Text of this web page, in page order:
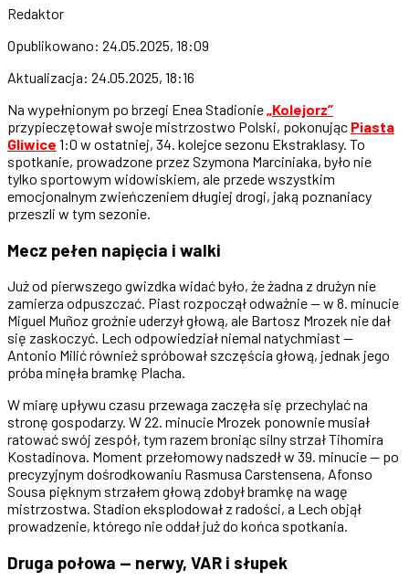
Redaktor
Opublikowano: 24.05.2025, 18:09
Aktualizacja: 24.05.2025, 18:16
Na wypełnionym po brzegi Enea Stadionie„Kolejorz”
przypieczętował swoje mistrzostwo Polski, pokonując Piasta
Gliwice 1:0 w ostatniej, 34. kolejce sezonu Ekstraklasy. To
spotkanie, prowadzone przez Szymona Marciniaka, było nie
tylko sportowym widowiskiem, ale przede wszystkim
emocjonalnym zwieńczeniem długiej drogi, jaką poznaniacy
przeszli w tym sezonie.
Mecz pełen napięcia i walki
Już od pierwszego gwizdka widać było, że żadna z drużyn nie
zamierza odpuszczać. Piast rozpoczął odważnie — w 8. minucie
Miguel Muñoz groźnie uderzył głową, ale Bartosz Mrozek nie dał
się zaskoczyć. Lech odpowiedział niemal natychmiast —
Antonio Milić również spróbował szczęścia głową, jednak jego
próba minęła bramkę Placha.
W miarę upływu czasu przewaga zaczęła się przechylać na
stronę gospodarzy. W 22. minucie Mrozek ponownie musiał
ratować swój zespół, tym razem broniąc silny strzał Tihomira
Kostadinova. Moment przełomowy nadszedł w 39. minucie — po
precyzyjnym dośrodkowaniu Rasmusa Carstensena, Afonso
Sousa pięknym strzałem głową zdobył bramkę na wagę
mistrzostwa. Stadion eksplodował z radości, a Lech objął
prowadzenie, którego nie oddał już do końca spotkania.
Druga połowa — nerwy, VAR i słupek